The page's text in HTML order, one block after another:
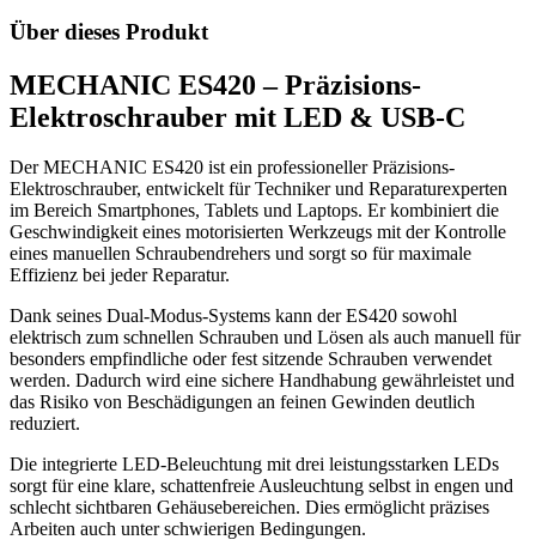
Über dieses Produkt
MECHANIC ES420 – Präzisions-
Elektroschrauber mit LED & USB-C
Der MECHANIC ES420 ist ein professioneller Präzisions-
Elektroschrauber, entwickelt für Techniker und Reparaturexperten
im Bereich Smartphones, Tablets und Laptops. Er kombiniert die
Geschwindigkeit eines motorisierten Werkzeugs mit der Kontrolle
eines manuellen Schraubendrehers und sorgt so für maximale
Effizienz bei jeder Reparatur.
Dank seines Dual-Modus-Systems kann der ES420 sowohl
elektrisch zum schnellen Schrauben und Lösen als auch manuell für
besonders empfindliche oder fest sitzende Schrauben verwendet
werden. Dadurch wird eine sichere Handhabung gewährleistet und
das Risiko von Beschädigungen an feinen Gewinden deutlich
reduziert.
Die integrierte LED-Beleuchtung mit drei leistungsstarken LEDs
sorgt für eine klare, schattenfreie Ausleuchtung selbst in engen und
schlecht sichtbaren Gehäusebereichen. Dies ermöglicht präzises
Arbeiten auch unter schwierigen Bedingungen.